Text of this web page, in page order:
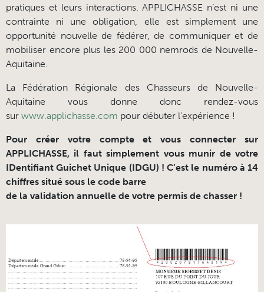
pratiques et leurs interactions. APPLICHASSE n’est ni une
contrainte ni une obligation, elle est simplement une
opportunité nouvelle de fédérer, de communiquer et de
mobiliser encore plus les 200 000 nemrods de Nouvelle-
Aquitaine.
La Fédération Régionale des Chasseurs de Nouvelle-
Aquitaine vous donne donc rendez-vous
sur www.applichasse.com pour débuter l’expérience !
Pour créer votre compte et vous connecter sur
APPLICHASSE, il faut simplement vous munir de votre
IDentifiant Guichet Unique (IDGU) ! C’est le numéro à 14
chiffres situé sous le code barre
de la validation annuelle de votre permis de chasser !